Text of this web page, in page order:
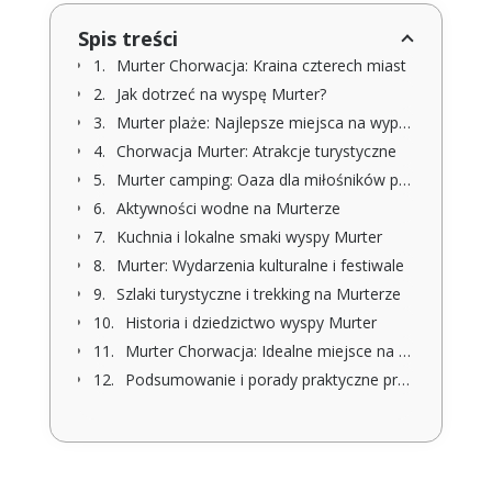
Spis treści
Murter Chorwacja: Kraina czterech miast
Jak dotrzeć na wyspę Murter?
Murter plaże: Najlepsze miejsca na wypoczynek
Chorwacja Murter: Atrakcje turystyczne
Murter camping: Oaza dla miłośników przyrody
Aktywności wodne na Murterze
Kuchnia i lokalne smaki wyspy Murter
Murter: Wydarzenia kulturalne i festiwale
Szlaki turystyczne i trekking na Murterze
Historia i dziedzictwo wyspy Murter
Murter Chorwacja: Idealne miejsce na rodzinne wakacje
Podsumowanie i porady praktyczne przed wizytą na wyspie Murter